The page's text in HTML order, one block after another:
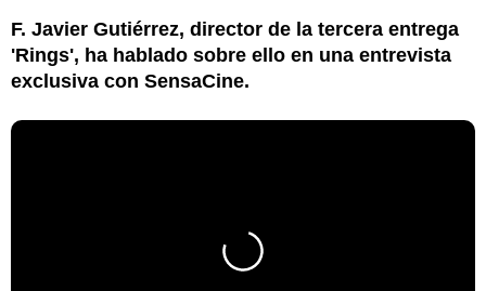
F. Javier Gutiérrez, director de la tercera entrega
'Rings', ha hablado sobre ello en una entrevista
exclusiva con SensaCine.